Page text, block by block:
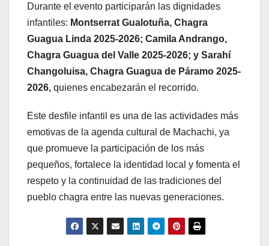
Durante el evento participarán las dignidades
infantiles: Montserrat Gualotuña, Chagra
Guagua Linda 2025-2026; Camila Andrango,
Chagra Guagua del Valle 2025-2026; y Sarahí
Changoluisa, Chagra Guagua de Páramo 2025-
2026, quienes encabezarán el recorrido.
Este desfile infantil es una de las actividades más
emotivas de la agenda cultural de Machachi, ya
que promueve la participación de los más
pequeños, fortalece la identidad local y fomenta el
respeto y la continuidad de las tradiciones del
pueblo chagra entre las nuevas generaciones.